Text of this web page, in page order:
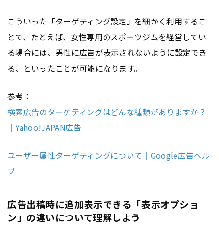
こういった「ターゲティング設定」を細かく利用するこ
とで、たとえば、女性専用のスポーツジムを経営してい
る場合には、男性に広告が表示されないように設定でき
る、といったことが可能になります。
参考：
検索広告のターゲティングはどんな種類がありますか？
｜Yahoo!JAPAN広告
ユーザー属性ターゲティングについて｜Google広告ヘル
プ
広告出稿時に追加表示できる「表示オプショ
ン」の違いについて理解しよう